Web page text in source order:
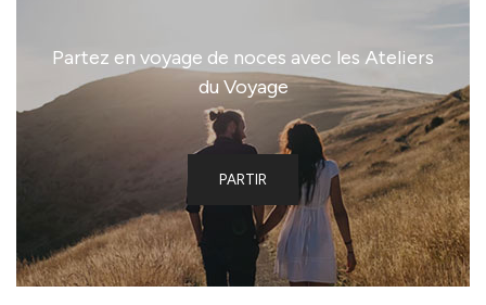
Partez en voyage de noces avec les Ateliers
du Voyage
PARTIR